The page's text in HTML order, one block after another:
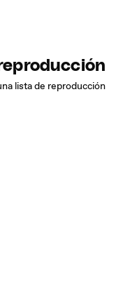
lista de reproducción